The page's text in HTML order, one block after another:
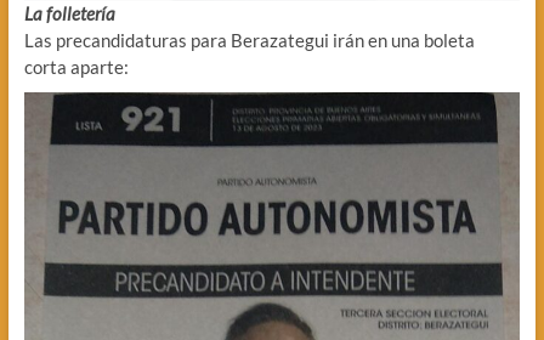
La folletería
Las precandidaturas para Berazategui irán en una boleta
corta aparte: